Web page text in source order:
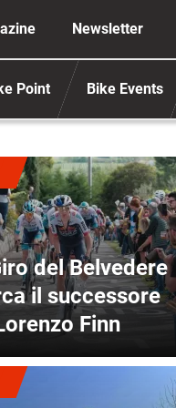
Newsletter
Point Bike Events
del Belvedere
il successore
Finn